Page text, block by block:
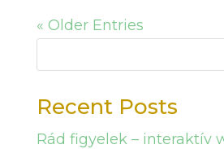
« Older Entries
Recent Posts
Rád figyelek – interaktív